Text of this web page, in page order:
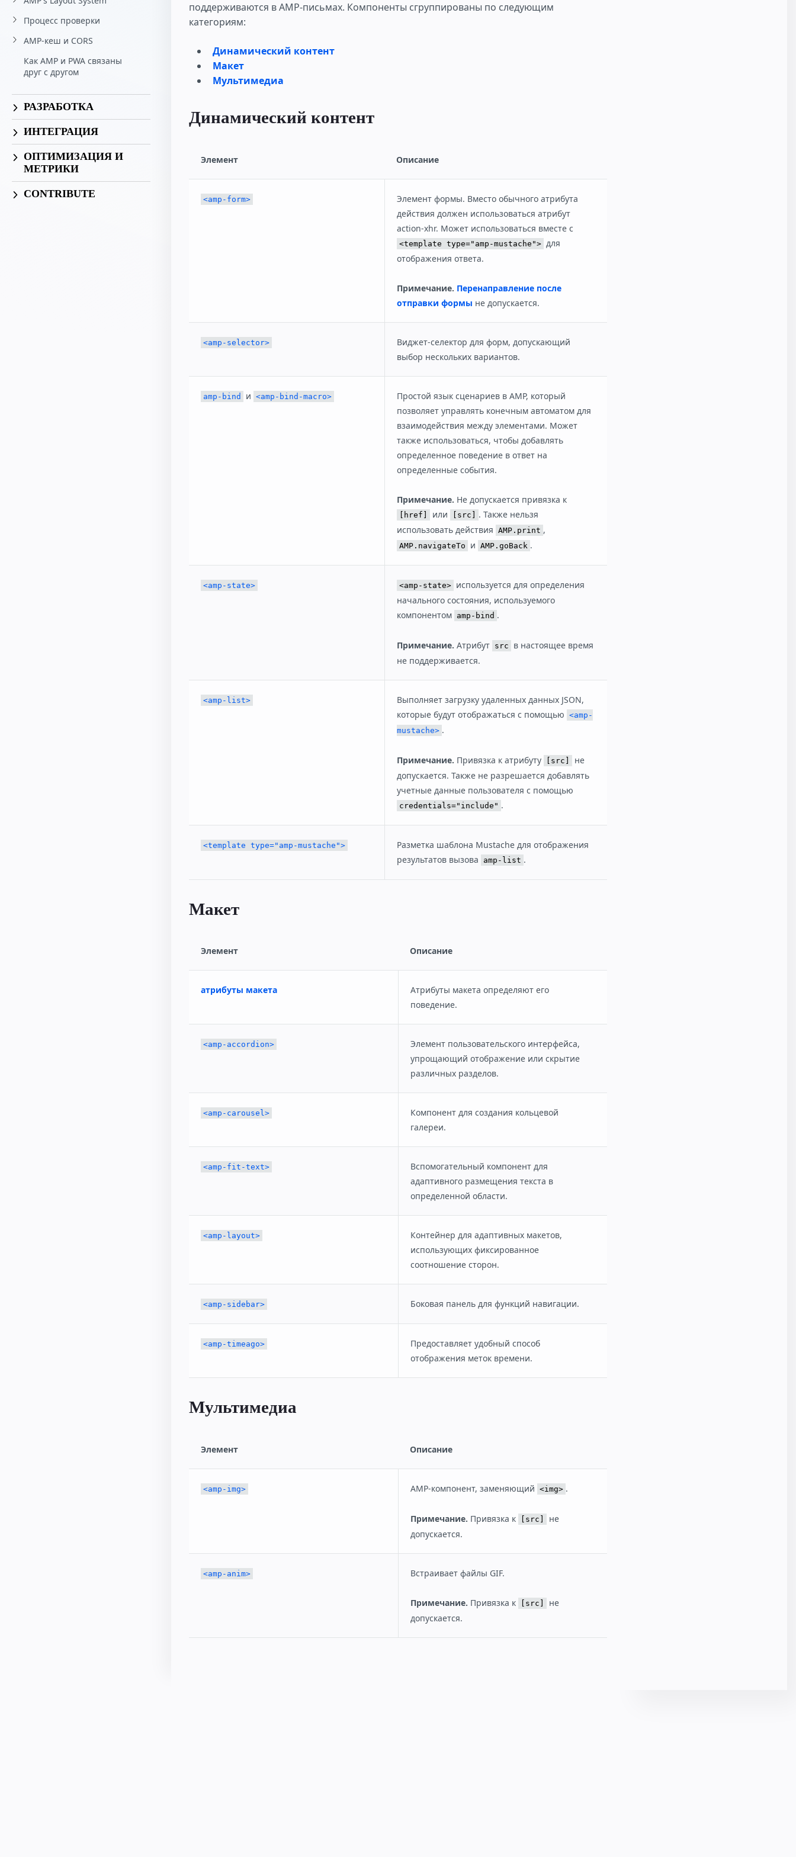
Процесс проверки
AMP-кеш и CORS
Как AMP и PWA связаны
друг с другом
РАЗРАБОТКА
ИНТЕГРАЦИЯ
ОПТИМИЗАЦИЯ И
МЕТРИКИ
CONTRIBUTE
поддерживаются в AMP-письмах. Компоненты сгруппированы по следующим
категориям:
Динамический контент
Макет
Мультимедиа
Динамический контент
Элемент Описание
<amp-form>
Элемент формы. Вместо обычного атрибута
действия должен использоваться атрибут
action-xhr. Может использоваться вместе с
<template type="amp-mustache">
для
отображения ответа.
Примечание. Перенаправление после
отправки формы не допускается.
<amp-selector>
Виджет-селектор для форм, допускающий
выбор нескольких вариантов.
amp-bind и <amp-bind-macro>
Простой язык сценариев в AMP, который
позволяет управлять конечным автоматом для
взаимодействия между элементами. Может
также использоваться, чтобы добавлять
определенное поведение в ответ на
определенные события.
Примечание. Не допускается привязка к
[href] или [src] . Также нельзя
использовать действия AMP.print ,
AMP.navigateTo и AMP.goBack .
<amp-state> <amp-state>
используется для определения
начального состояния, используемого
компонентом amp-bind .
Примечание. Атрибут src
в настоящее время
не поддерживается.
<amp-list>
Выполняет загрузку удаленных данных JSON,
которые будут отображаться с помощью <amp-
mustache> .
Примечание. Привязка к атрибуту [src]
не
допускается. Также не разрешается добавлять
учетные данные пользователя с помощью
credentials="include" .
<template type="amp-mustache">
Разметка шаблона Mustache для отображения
результатов вызова
amp-list .
Макет
Элемент Описание
атрибуты макета
Атрибуты макета определяют его
поведение.
<amp-accordion>
Элемент пользовательского интерфейса,
упрощающий отображение или скрытие
различных разделов.
<amp-carousel>
Компонент для создания кольцевой
галереи.
<amp-fit-text>
Вспомогательный компонент для
адаптивного размещения текста в
определенной области.
<amp-layout>
Контейнер для адаптивных макетов,
использующих фиксированное
соотношение сторон.
<amp-sidebar> Боковая панель для функций навигации.
<amp-timeago>
Предоставляет удобный способ
отображения меток времени.
Мультимедиа
Элемент Описание
<amp-img> AMP-компонент, заменяющий <img> .
Примечание. Привязка к [src]
не
допускается.
<amp-anim> Встраивает файлы GIF.
Примечание. Привязка к [src]
не
допускается.